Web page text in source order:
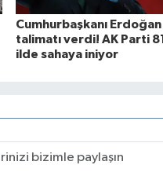
Cumhurbaşkanı Erdoğan
talimatı verdi! AK Parti 81
ilde sahaya iniyor